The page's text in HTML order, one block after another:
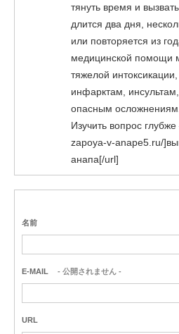
тянуть время и
длится два дня,
или повторяется из
медицинской помощи
тяжелой интоксикации,
инфарктам,
опасным осложнениям.
Изучить вопрос
zapoya-v-anape5.ru/
анапа[/url]
名前
E-MAIL - 公開されません -
URL